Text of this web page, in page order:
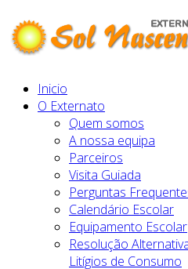
Inicio
O Externato
Quem somos
A nossa equipa
Parceiros
Visita Guiada
Perguntas
Calendário Escolar
Equipamento Escolar
Resolução
Litígios de Consumo